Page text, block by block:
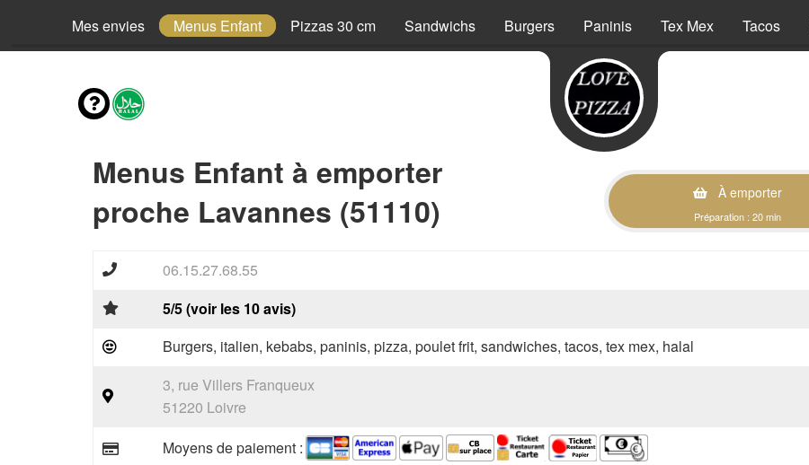
Mes envies Menus Enfant Pizzas 30 cm Sandwichs Burgers Paninis Tex Mex Tacos
Menus Enfant à emporter
proche Lavannes (51110)
À emporter
Préparation : 20 min
06.15.27.68.55
5/5 (voir les 10 avis)
Burgers, italien, kebabs, paninis, pizza, poulet frit, sandwiches, tacos, tex mex, halal
3, rue Villers Franqueux
51220 Loivre
Moyens de paiement :